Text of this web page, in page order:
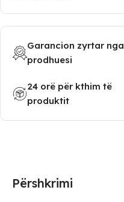
Garancion zyrtar nga
prodhuesi
24 orë për kthim të
produktit
Përshkrimi